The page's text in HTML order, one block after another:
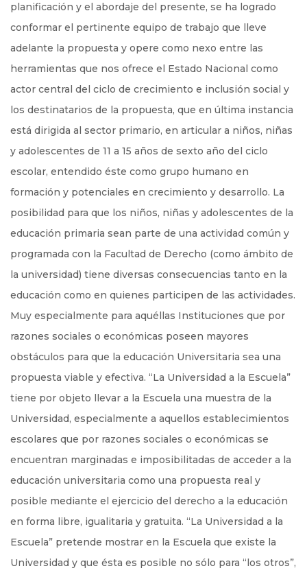
planificación y el abordaje del presente, se ha logrado
conformar el pertinente equipo de trabajo que lleve
adelante la propuesta y opere como nexo entre las
herramientas que nos ofrece el Estado Nacional como
actor central del ciclo de crecimiento e inclusión social y
los destinatarios de la propuesta, que en última instancia
está dirigida al sector primario, en articular a niños, niñas
y adolescentes de 11 a 15 años de sexto año del ciclo
escolar, entendido éste como grupo humano en
formación y potenciales en crecimiento y desarrollo. La
posibilidad para que los niños, niñas y adolescentes de la
educación primaria sean parte de una actividad común y
programada con la Facultad de Derecho (como ámbito de
la universidad) tiene diversas consecuencias tanto en la
educación como en quienes participen de las actividades.
Muy especialmente para aquéllas Instituciones que por
razones sociales o económicas poseen mayores
obstáculos para que la educación Universitaria sea una
propuesta viable y efectiva. “La Universidad a la Escuela”
tiene por objeto llevar a la Escuela una muestra de la
Universidad, especialmente a aquellos establecimientos
escolares que por razones sociales o económicas se
encuentran marginadas e imposibilitadas de acceder a la
educación universitaria como una propuesta real y
posible mediante el ejercicio del derecho a la educación
en forma libre, igualitaria y gratuita. “La Universidad a la
Escuela” pretende mostrar en la Escuela que existe la
Universidad y que ésta es posible no sólo para “los otros”,